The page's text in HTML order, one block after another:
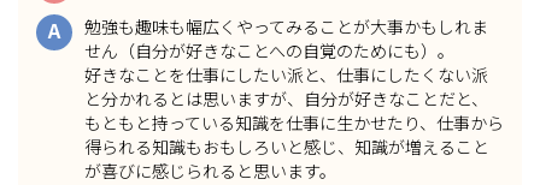
A
勉強も趣味も幅広くやってみることが大事かもしれま
せん（自分が好きなことへの自覚のためにも）。
好きなことを仕事にしたい派と、仕事にしたくない派
と分かれるとは思いますが、自分が好きなことだと、
もともと持っている知識を仕事に生かせたり、仕事から
得られる知識もおもしろいと感じ、知識が増えること
が喜びに感じられると思います。